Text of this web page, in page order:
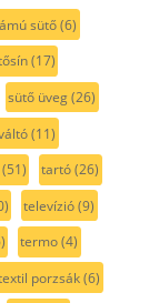
sütő(6)
(17)
sütő üveg(26)
(11)
tartó(26)
televízió(9)
termo(4)
porzsák(6)